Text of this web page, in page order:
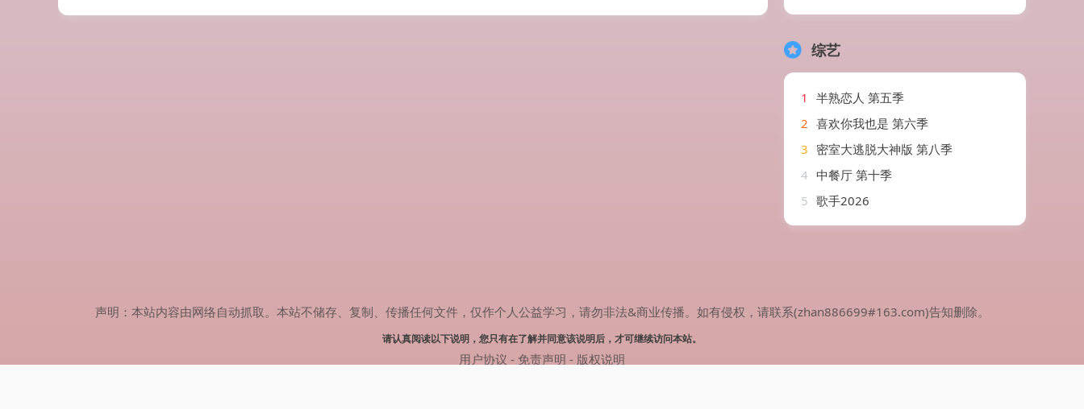
综艺
1
半熟恋人 第五季
2 喜欢你我也是 第六季
3 密室大逃脱大神版 第八季
4 中餐厅 第十季
5 歌手2026
声明：本站内容由网络自动抓取。本站不储存、复制、传播任何文件，仅作个人公益学习，请勿非法&商业传播。如有侵权，请联系(zhan886699#163.com)告知删除。
请认真阅读以下说明，您只有在了解并同意该说明后，才可继续访问本站。
用户协议 - 免责声明 - 版权说明